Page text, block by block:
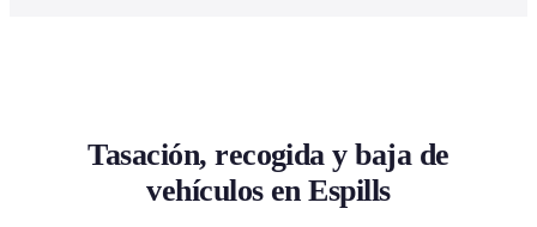
Tasación, recogida y baja de
vehículos en Espills